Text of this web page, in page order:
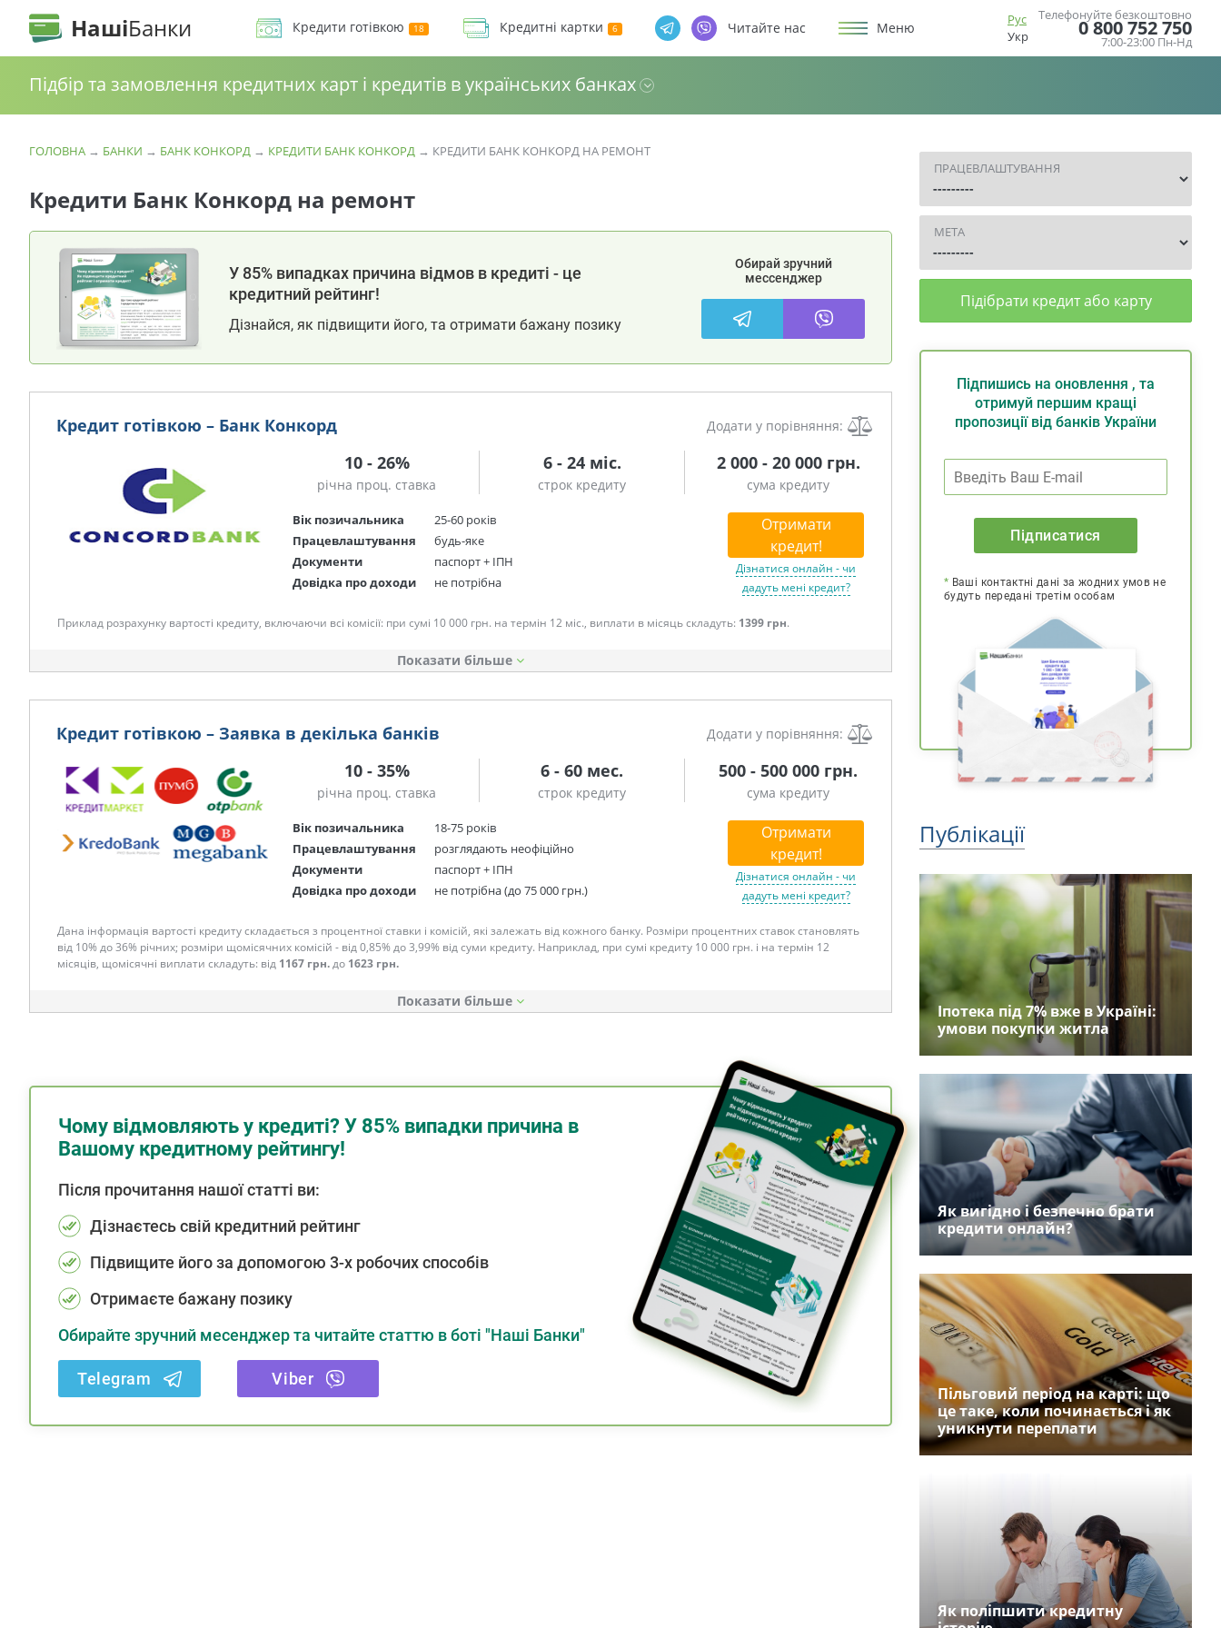
НашіБанки Кредити готівкою Кредитні картки Читайте нас Меню
Рус
Укр
Телефонуйте безкоштовно
0 800 752 750
7:00-23:00 Пн-Нд
Підбір та замовлення кредитних карт і кредитів в українських банках
ГОЛОВНА → БАНКИ → БАНК КОНКОРД → КРЕДИТИ БАНК КОНКОРД → КРЕДИТИ БАНК КОНКОРД НА РЕМОНТ
Кредити Банк Конкорд на ремонт
У 85% випадках причина відмов в кредиті - це
кредитний рейтинг!
Дізнайся, як підвищити його, та отримати бажану позику
Обирай зручний
мессенджер
Кредит готівкою – Банк Конкорд Додати у порівняння:
10 - 26%
річна проц. ставка
6 - 24 міс.
строк кредиту
2 000 - 20 000 грн.
сума кредиту
Вік позичальника
25-60 років
Працевлаштування
будь-яке
Документи
паспорт + ІПН
Довідка про доходи
не потрібна
Отримати
кредит!
Дізнатися онлайн - чи
дадуть мені кредит?
Приклад розрахунку вартості кредиту, включаючи всі комісії: при сумі 10 000 грн. на термін 12 міс., виплати в місяць складуть: 1399 грн.
Показати
Кредит готівкою – Заявка в декілька банків Додати у порівняння:
10 - 35%
річна проц. ставка
6 - 60 мес.
строк кредиту
500 - 500 000 грн.
сума кредиту
Вік позичальника
18-75 років
Працевлаштування
розглядають неофіційно
Документи
паспорт + ІПН
Довідка про доходи
не потрібна (до 75 000 грн.)
Отримати
кредит!
Дізнатися онлайн - чи
дадуть мені кредит?
Дана інформація вартості кредиту складається з процентної ставки і комісій, які залежать від кожного банку. Розміри процентних ставок становлять
від 10% до 36% річних; розміри щомісячних комісій - від 0,85% до 3,99% від суми кредиту. Наприклад, при сумі кредиту 10 000 грн. і на термін 12
місяців, щомісячні виплати складуть: від 1167 грн.до 1623 грн.
Показати
Чому відмовляють у кредиті? У 85% випадки причина в
Вашому кредитному рейтингу!
Після прочитання нашої статті ви:
Дізнаєтесь свій кредитний рейтинг
Підвищите його за допомогою 3-х робочих способів
Отримаєте бажану позику
Обирайте зручний месенджер та читайте статтю в боті "Наші Банки"
Telegram Viber
ПРАЦЕВЛАШТУВАННЯ
МЕТА
Підібрати кредит або карту
Підпишись на оновлення , та
отримуй першим кращі
пропозиції від банків України
Підписатися
* Ваші контактні дані за жодних умов не
будуть передані третім особам
Публікації
Іпотека під 7% вже в Україні:
умови покупки житла
Як вигідно і безпечно брати
кредити онлайн?
Пільговий період на карті: що
це таке, коли починається і як
уникнути переплати
Як поліпшити кредитну